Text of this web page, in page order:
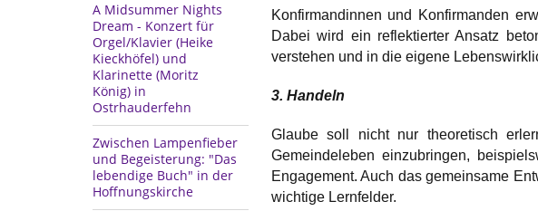
A Midsummer Nights
Dream - Konzert für
Orgel/Klavier (Heike
Kieckhöfel) und
Klarinette (Moritz
König) in
Ostrhauderfehn
Zwischen Lampenfieber
und Begeisterung: "Das
lebendige Buch" in der
Hoffnungskirche
Konfirmandinnen und Konfirmanden
Dabei wird ein reflektierter Ansatz
verstehen und in die eigene
3. Handeln
Glaube soll nicht nur theoretisch
Gemeindeleben einzubringen,
Engagement. Auch das gemeinsame
wichtige Lernfelder.